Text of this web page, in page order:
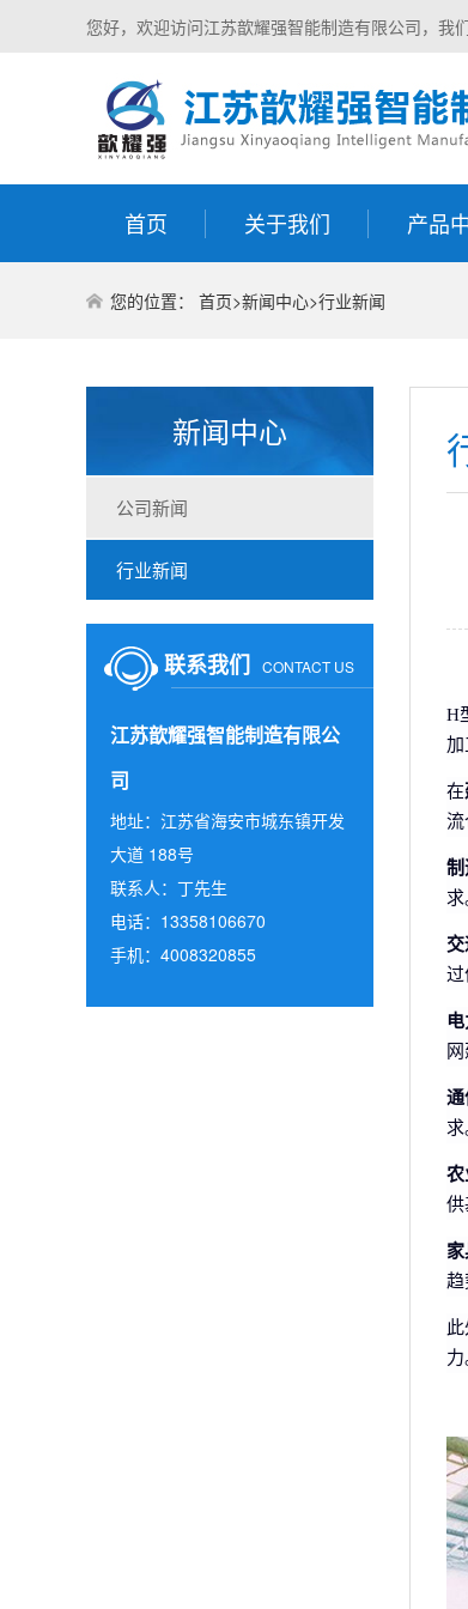
您好，欢迎访问江苏歆耀强智能制造有限公司，我
首页 关于我们 产品
您的位置： 首页>新闻中心>行业新闻
新闻中心
公司新闻
行业新闻
联系我们 CONTACT US
江苏歆耀强智能制造有限公
司
地址：江苏省海安市城东镇开发
大道 188号
联系人：丁先生
电话：13358106670
手机：4008320855
H
加
在
流
制
过
通
求
农
供
趋